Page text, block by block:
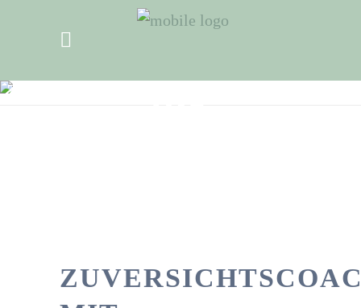
ZUVERSICHTSCOACHING